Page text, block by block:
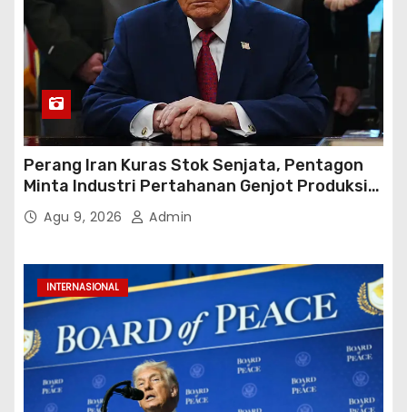
Perang Iran Kuras Stok Senjata, Pentagon
Minta Industri Pertahanan Genjot Produksi
dalam 21 Hari
Agu 9, 2026 Admin
INTERNASIONAL